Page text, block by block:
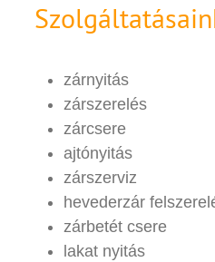
zárnyitás
zárszerelés
zárcsere
ajtónyitás
zárszerviz
hevederzár
zárbetét csere
lakat nyitás